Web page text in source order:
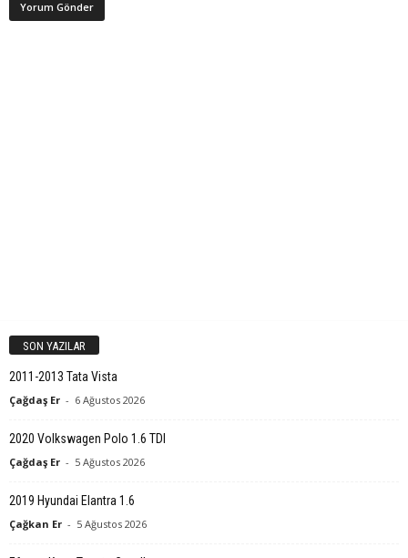
SON YAZILAR
2011-2013 Tata Vista
Çağdaş Er - 6 Ağustos 2026
2020 Volkswagen Polo 1.6 TDI
Çağdaş Er - 5 Ağustos 2026
2019 Hyundai Elantra 1.6
Çağkan Er - 5 Ağustos 2026